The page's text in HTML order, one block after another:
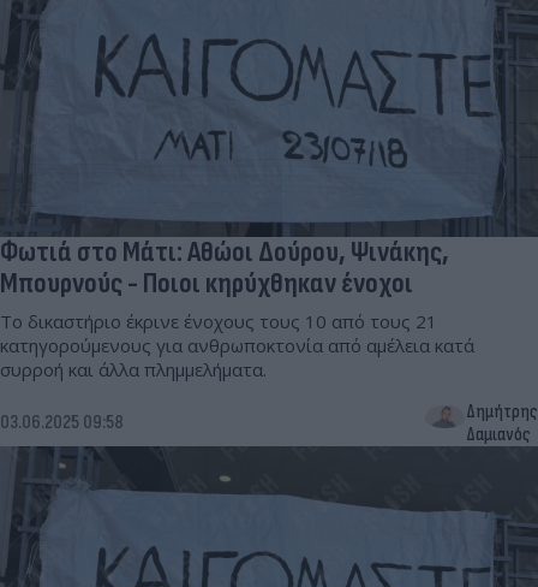
Φωτιά στο Μάτι: Αθώοι Δούρου, Ψινάκης,
Μπουρνούς - Ποιοι κηρύχθηκαν ένοχοι
Το δικαστήριο έκρινε ένοχους τους 10 από τους 21
κατηγορούμενους για ανθρωποκτονία από αμέλεια κατά
συρροή και άλλα πλημμελήματα.
03.06.2025 09:58
Δημήτρης
Δαμιανός